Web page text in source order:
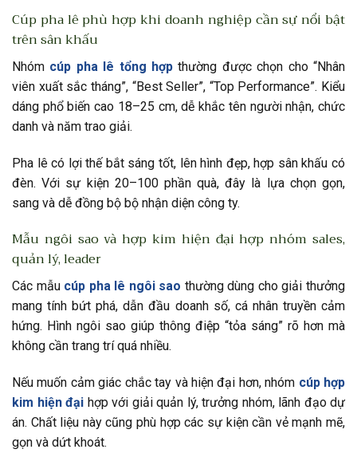
Cúp pha lê phù hợp khi doanh nghiệp cần sự nổi bật
trên sân khấu
Nhóm cúp pha lê tổng hợp thường được chọn cho “Nhân
viên xuất sắc tháng”, “Best Seller”, “Top Performance”. Kiểu
dáng phổ biến cao 18–25 cm, dễ khắc tên người nhận, chức
danh và năm trao giải.
Pha lê có lợi thế bắt sáng tốt, lên hình đẹp, hợp sân khấu có
đèn. Với sự kiện 20–100 phần quà, đây là lựa chọn gọn,
sang và dễ đồng bộ bộ nhận diện công ty.
Mẫu ngôi sao và hợp kim hiện đại hợp nhóm sales,
quản lý, leader
Các mẫu cúp pha lê ngôi sao thường dùng cho giải thưởng
mang tính bứt phá, dẫn đầu doanh số, cá nhân truyền cảm
hứng. Hình ngôi sao giúp thông điệp “tỏa sáng” rõ hơn mà
không cần trang trí quá nhiều.
Nếu muốn cảm giác chắc tay và hiện đại hơn, nhóm cúp hợp
kim hiện đại hợp với giải quản lý, trưởng nhóm, lãnh đạo dự
án. Chất liệu này cũng phù hợp các sự kiện cần vẻ mạnh mẽ,
gọn và dứt khoát.